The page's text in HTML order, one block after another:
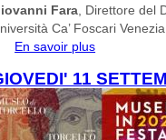
Fara , Direttore del
Ca’ Foscari
En savoir plus
11